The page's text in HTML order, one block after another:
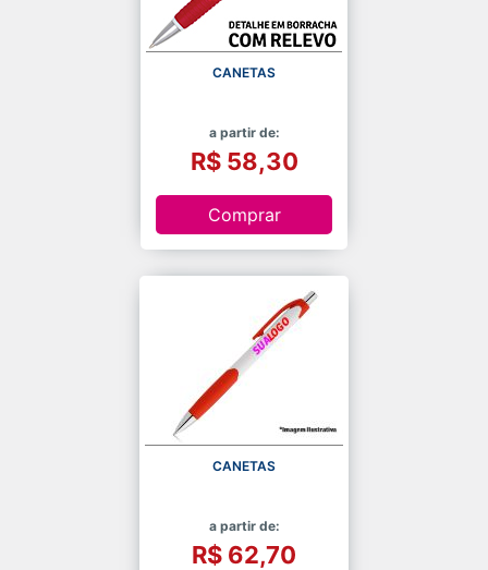
CANETAS
a partir de:
R$ 58,30
Comprar
CANETAS
a partir de:
R$ 62,70